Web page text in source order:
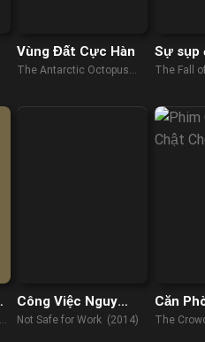
Vùng Đất Cực Hàn
The Antarctic Octopus
Sự sụp
họ
The Fall
Công Việc Nguy
Hiểm
Not Safe for Work (2014)
Căn
Chội
The